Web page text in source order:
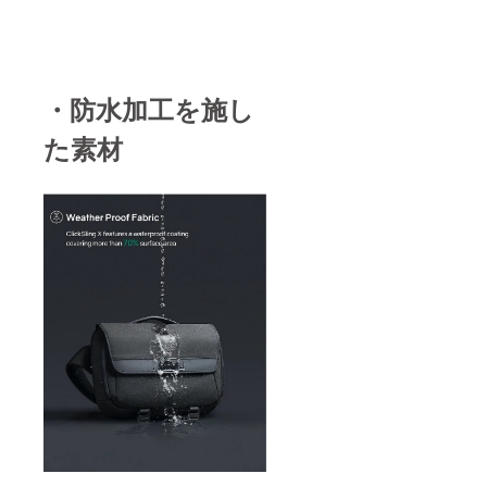
・防水加工を施し
た素材